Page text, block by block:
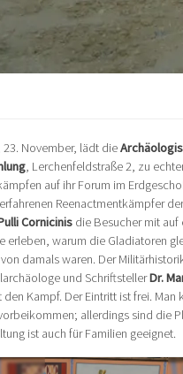
23. November, lädt die
, Lerchenfeldstraße 2, zu
auf ihr Forum im
Reenactmentkämpfer
Cornicinisdie Besucher mit auf
erleben, warum die Gladiatoren
damals waren. Der
und SchriftstellerDr.
Kampf. Der Eintritt ist frei. Man
allerdings sind die
ist auch für Familien geeignet.